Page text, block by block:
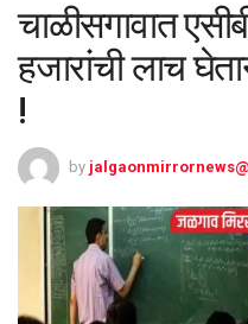
चाळीसगावात
हजारांची लाच
!
by